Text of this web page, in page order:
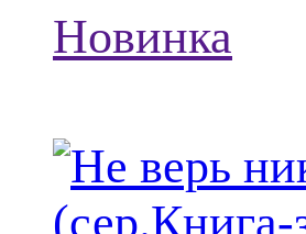
Новинка